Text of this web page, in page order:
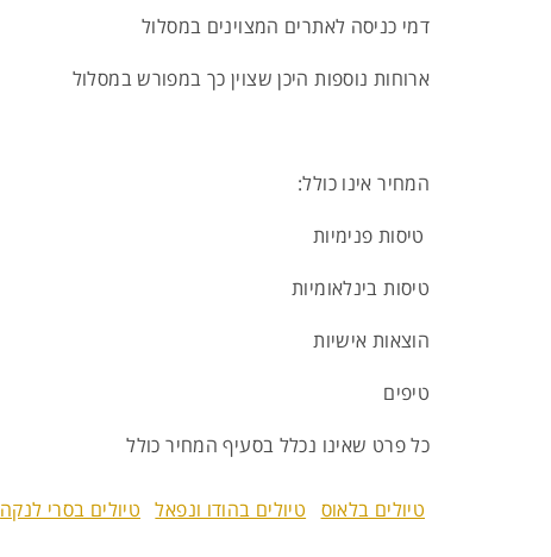
דמי כניסה לאתרים המצוינים במסלול
ארוחות נוספות היכן שצוין כך במפורש במסלול
המחיר אינו כולל:
טיסות פנימיות
טיסות בינלאומיות
הוצאות אישיות
טיפים
כל פרט שאינו נכלל בסעיף המחיר כולל
טיולים בלאוס טיולים בהודו ונפאל טיולים בסרי לנקה